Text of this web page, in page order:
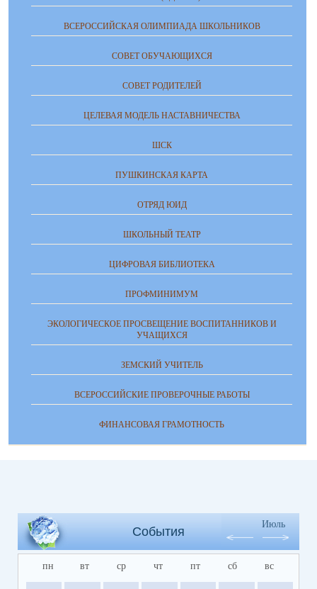
ВСЕРОССИЙСКАЯ ОЛИМПИАДА ШКОЛЬНИКОВ
СОВЕТ ОБУЧАЮЩИХСЯ
СОВЕТ РОДИТЕЛЕЙ
ЦЕЛЕВАЯ МОДЕЛЬ НАСТАВНИЧЕСТВА
ШСК
ПУШКИНСКАЯ КАРТА
ОТРЯД ЮИД
ШКОЛЬНЫЙ ТЕАТР
ЦИФРОВАЯ БИБЛИОТЕКА
ПРОФМИНИМУМ
ЭКОЛОГИЧЕСКОЕ ПРОСВЕЩЕНИЕ ВОСПИТАННИКОВ И
УЧАЩИХСЯ
ЗЕМСКИЙ УЧИТЕЛЬ
ВСЕРОССИЙСКИЕ ПРОВЕРОЧНЫЕ РАБОТЫ
ФИНАНСОВАЯ ГРАМОТНОСТЬ
События
Июль
пн вт ср чт пт сб вс